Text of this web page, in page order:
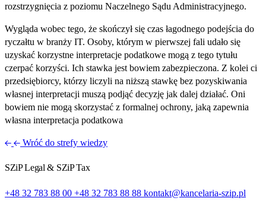
rozstrzygnięcia z poziomu Naczelnego Sądu Administracyjnego.
Wygląda wobec tego, że skończył się czas łagodnego podejścia do
ryczałtu w branży IT. Osoby, którym w pierwszej fali udało się
uzyskać korzystne interpretacje podatkowe mogą z tego tytułu
czerpać korzyści. Ich stawka jest bowiem zabezpieczona. Z kolei ci
przedsiębiorcy, którzy liczyli na niższą stawkę bez pozyskiwania
własnej interpretacji muszą podjąć decyzję jak dalej działać. Oni
bowiem nie mogą skorzystać z formalnej ochrony, jaką zapewnia
własna interpretacja podatkowa
Wróć do strefy wiedzy
SZiP Legal & SZiP Tax
+48 32 783 88 00 +48 32 783 88 88 kontakt@kancelaria-szip.pl